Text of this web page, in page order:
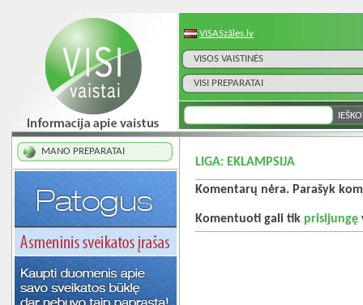
VISASzāles.lv
VISOS VAISTINĖS
VISI PREPARATAI
MANO PREPARATAI
LIGA: EKLAMPSIJA
Komentarų nėra. Parašyk
Komentuoti gali tik prisijungę